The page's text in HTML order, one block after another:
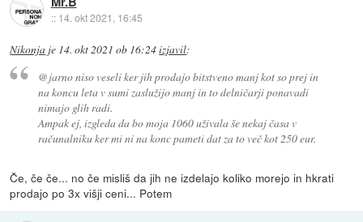
:: 14. okt 2021, 16:45
Nikonja je 14. okt 2021 ob 16:24izjavil:
@jarno niso veseli ker jih prodajo bitstveno manj kot so prej in
na koncu leta v sumi zaslužijo manj in to delničarji ponavadi
nimajo glih radi.
Ampak ej, izgleda da bo moja 1060 uživala še nekaj časa v
računalniku ker mi ni na konc pameti dat za to več kot 250 eur.
Če, če če... no če misliš da jih ne izdelajo koliko morejo in hkrati
prodajo po 3x višji ceni... Potem